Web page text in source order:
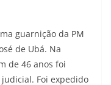
guarnição da PM
de Ubá. Na
de 46 anos foi
Foi expedido